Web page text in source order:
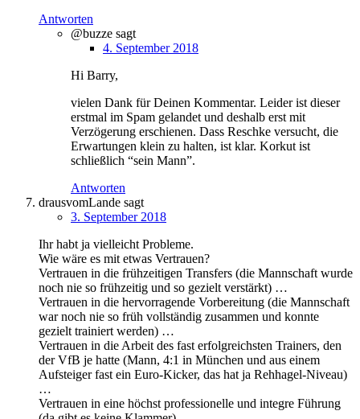
Antworten
@buzze sagt
4. September 2018
Hi Barry,
vielen Dank für Deinen Kommentar. Leider ist dieser
erstmal im Spam gelandet und deshalb erst mit
Verzögerung erschienen. Dass Reschke versucht, die
Erwartungen klein zu halten, ist klar. Korkut ist
schließlich “sein Mann”.
Antworten
drausvomLande sagt
3. September 2018
Ihr habt ja vielleicht Probleme.
Wie wäre es mit etwas Vertrauen?
Vertrauen in die frühzeitigen Transfers (die Mannschaft wurde
noch nie so frühzeitig und so gezielt verstärkt) …
Vertrauen in die hervorragende Vorbereitung (die Mannschaft
war noch nie so früh vollständig zusammen und konnte
gezielt trainiert werden) …
Vertrauen in die Arbeit des fast erfolgreichsten Trainers, den
der VfB je hatte (Mann, 4:1 in München und aus einem
Aufsteiger fast ein Euro-Kicker, das hat ja Rehhagel-Niveau)
…
Vertrauen in eine höchst professionelle und integre Führung